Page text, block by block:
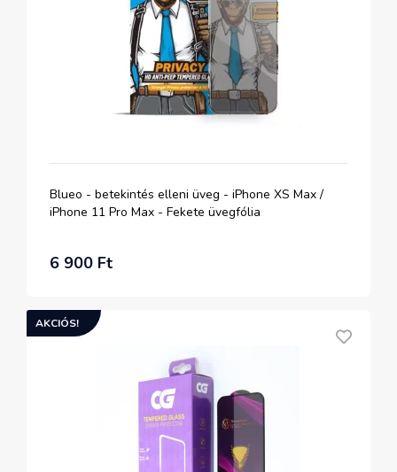
Blueo - betekintés elleni üveg - iPhone XS Max /
iPhone 11 Pro Max - Fekete üvegfólia
6 900 Ft
AKCIÓS!